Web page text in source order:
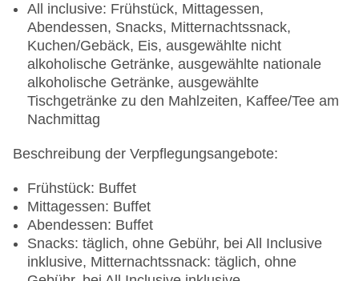
All inclusive: Frühstück, Mittagessen,
Abendessen, Snacks, Mitternachtssnack,
Kuchen/Gebäck, Eis, ausgewählte nicht
alkoholische Getränke, ausgewählte nationale
alkoholische Getränke, ausgewählte
Tischgetränke zu den Mahlzeiten, Kaffee/Tee am
Nachmittag
Beschreibung der Verpflegungsangebote:
Frühstück: Buffet
Mittagessen: Buffet
Abendessen: Buffet
Snacks: täglich, ohne Gebühr, bei All Inclusive
inklusive, Mitternachtssnack: täglich, ohne